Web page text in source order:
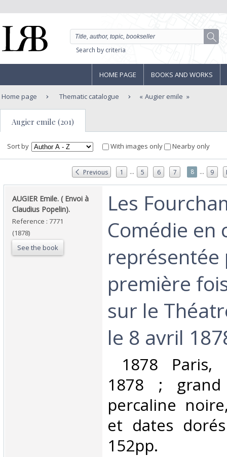
Search by criteria
HOME PAGE BOOKS AND WORKS
Home page Thematic catalogue Augier emile
Augier emile (201)
Sort by With images only Nearby only
Previous 1 ... 5 6 7 8 ... 9
‎AUGIER Emile. ( Envoi à
Claudius Popelin).‎
Reference : 7771
(1878)
See the book
‎Les
Comédie en
représentée
première
sur le
le 8 avril
1878 Paris,
1878 ;
percaline
et dates
152pp.‎